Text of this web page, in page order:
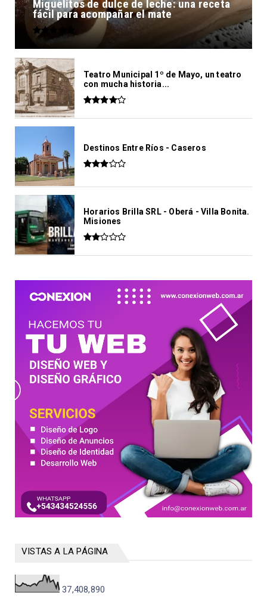
Miguelitos de dulce de leche: una receta
fácil para acompañar el mate
Teatro Municipal 1º de Mayo, un teatro
con mucha historia...
Destinos Entre Ríos - Caseros
Horarios Brilla SRL - Oberá - Villa Bonita.
Misiones
VISTAS A LA PÁGINA
37,408,890